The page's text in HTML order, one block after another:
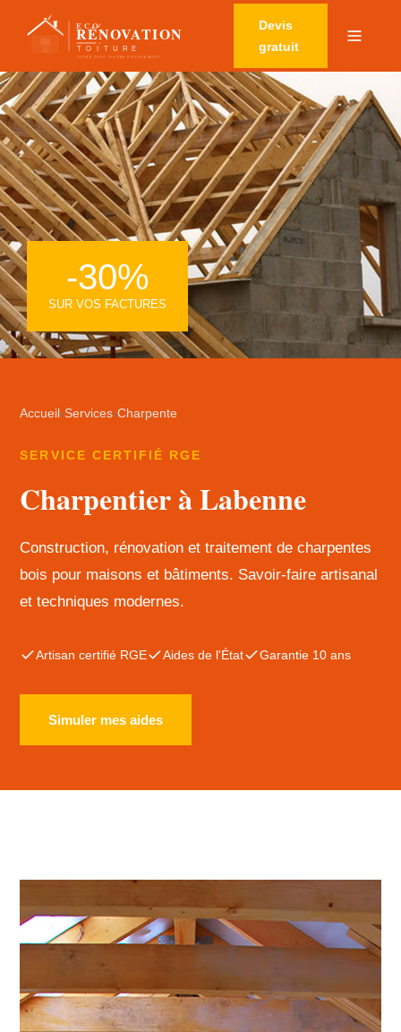
Devis
gratuit
Accueil ›Services›Charpente
SERVICE CERTIFIÉ RGE
Charpentier à Labenne
Construction, rénovation et traitement de charpentes
bois pour maisons et bâtiments. Savoir-faire artisanal
et techniques modernes.
Artisan certifié RGE Aides de l'État Garantie 10 ans
Simuler mes aides
-30%
SUR VOS FACTURES